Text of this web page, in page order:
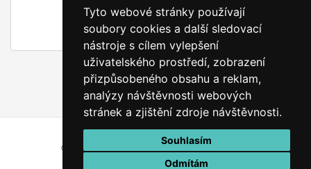
Tyto webové stránky používají
soubory cookies a další sledovací
nástroje s cílem vylepšení
uživatelského prostředí, zobrazení
přizpůsobeného obsahu a reklam,
analýzy návštěvnosti webových
stránek a zjištění zdroje návštěvnosti.
Souhlasím
Odmítám
ODESLAT DOTAZ
© Všechna práva vyhrazena Výškyzavás.cz